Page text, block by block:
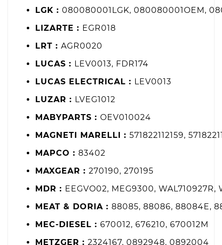
LGK : 080080001LGK, 080080001OEM,
LIZARTE : EGR018
LRT : AGR0020
LUCAS : LEV0013, FDR174
LUCAS ELECTRICAL : LEV0013
LUZAR : LVEG1012
MABYPARTS : OEV010024
MAGNETI MARELLI : 571822112159,
MAPCO : 83402
MAXGEAR : 270190, 270195
MDR : EEGVO02, MEG9300, WAL710927R,
MEAT & DORIA : 88085, 88086, 88084E,
MEC-DIESEL : 670012, 676210, 670012M
METZGER : 2324167, 0892948, 0892004